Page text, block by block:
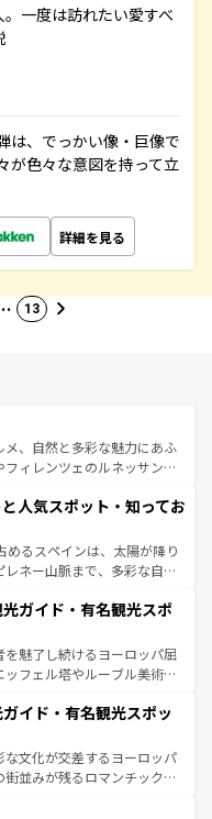
一度は訪れたい愛すべ
は、でっかい像・巨像で
が色々な意図を持って立
詳細を見る
13
、自然と多彩な魅力にあふ
フィレンツェのルネッサンス
風景やアマルフィ海岸の絶
。観光の合間には、本場の
リア料理を堪能することも
まで、すべての瞬間を楽し
コンテンツ一覧を参照してほ
人気スポット・知ってお
るスペインは、太陽が降り
ネー山脈まで、多彩な自然
的なフラメンコ、熱気あふ
スが生活の一部となってい
た雰囲気や、バルセロナの
では古代ローマ遺跡や中世
が異なるスペインはその個
。
ガイド・有名観光スポ
魅了し続けるヨーロッパ屈
フェル塔やルーブル美術館
。華麗な宮殿、歴史的な大
かな自然が、訪れる者を心
は美食の国としても知ら
形文化遺産にも登録されて
彩な楽しみ方が可能だ。さ
イド・有名観光スポッ
な文化が交差するヨーロッパ
並みが残るロマンチック街